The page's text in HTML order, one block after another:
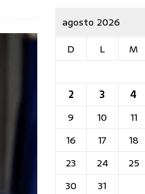
agosto 2026
D
L M
2
3 4
9
10 11
16
17 18
23
24 25
30
31